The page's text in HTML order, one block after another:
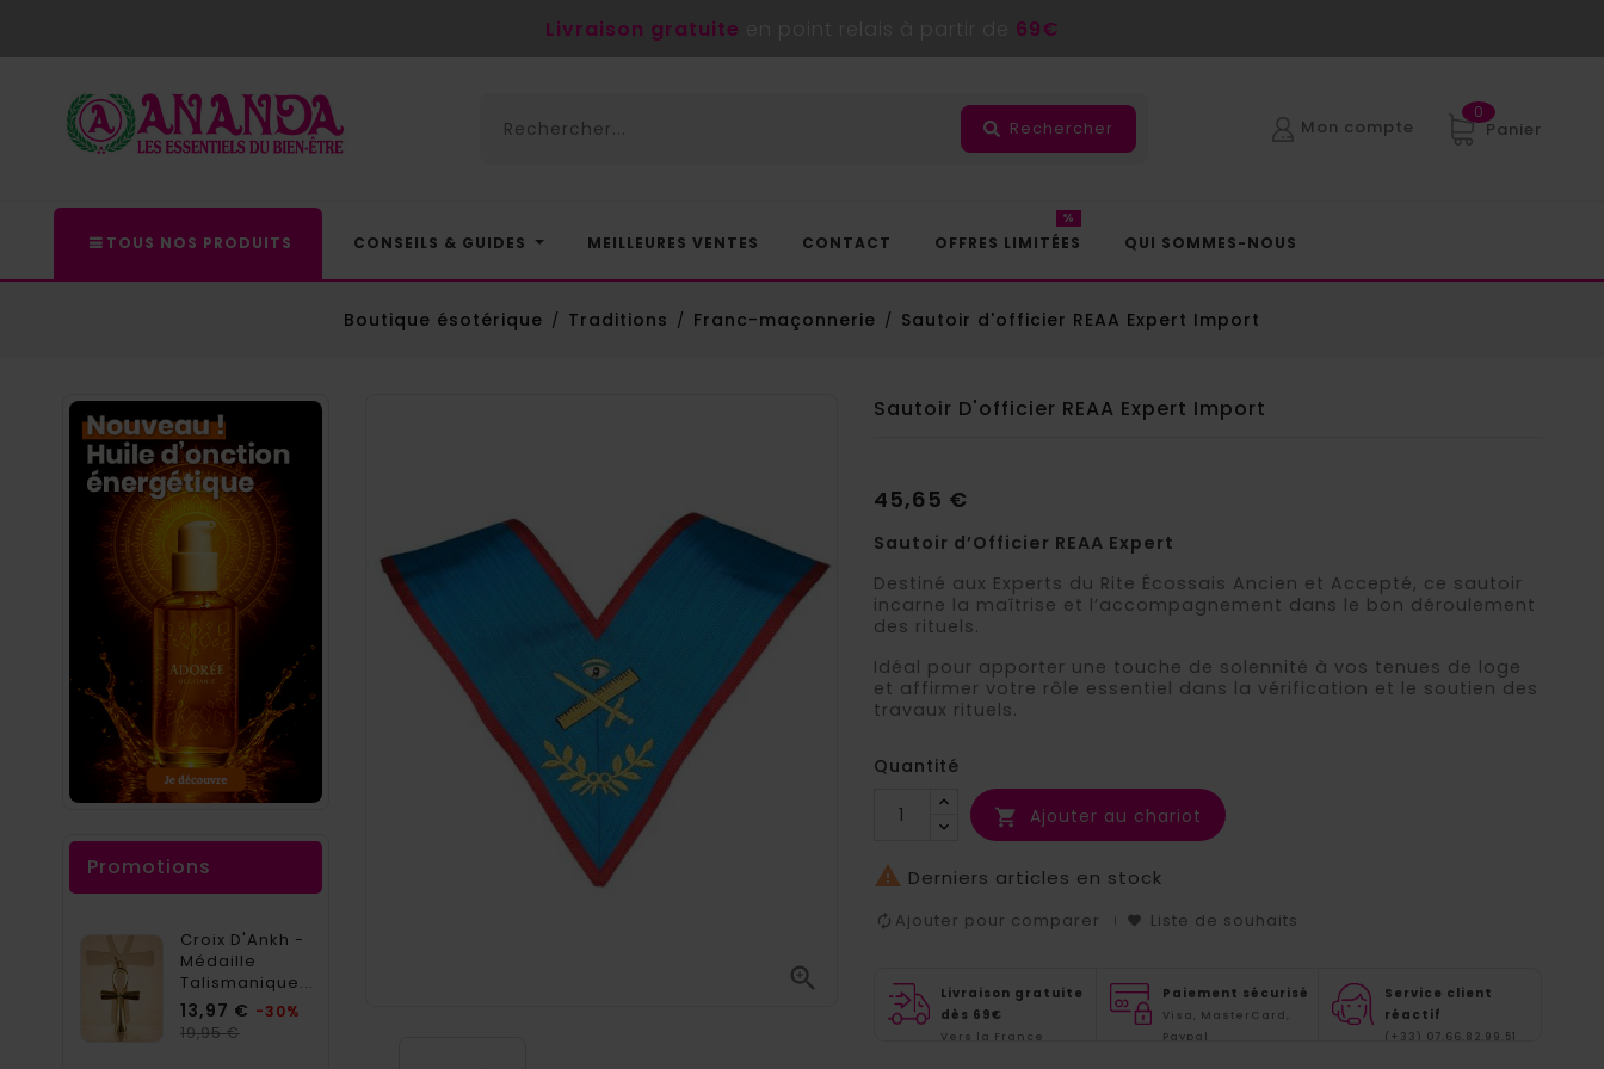
Livraison gratuite 69€
Panier
0
Rechercher Mon compte
TOUS NOS PRODUITS CONSEILS & GUIDES MEILLEURES VENTES CONTACT OFFRES LIMITÉES
%
QUI SOMMES-NOUS
Boutique ésotérique Traditions Franc-maçonnerie Sautoir d'officier REAA Expert Import
Promotions
Croix D'Ankh -
Médaille
Talismanique...
13,97 € Prix
-30%
19,95 €Prix

Sautoir D'officier REAA Expert Import
45,65 €
Sautoir d’Officier REAA Expert
Destiné aux Experts du Rite Écossais Ancien et Accepté, ce sautoir
incarne la maîtrise et l’accompagnement dans le bon déroulement
des rituels.
Idéal pour apporter une touche de solennité à vos tenues de loge
et affirmer votre rôle essentiel dans la vérification et le soutien des
travaux rituels.
Quantité
 Ajouter au chariot
 Derniers articles en stock
Ajouter pour comparer Liste de souhaits
Livraison gratuite
dès 69€
Vers la France
Paiement sécurisé
Visa, MasterCard,
Paypal
Service client
réactif
(+33) 07.66.82.99.51